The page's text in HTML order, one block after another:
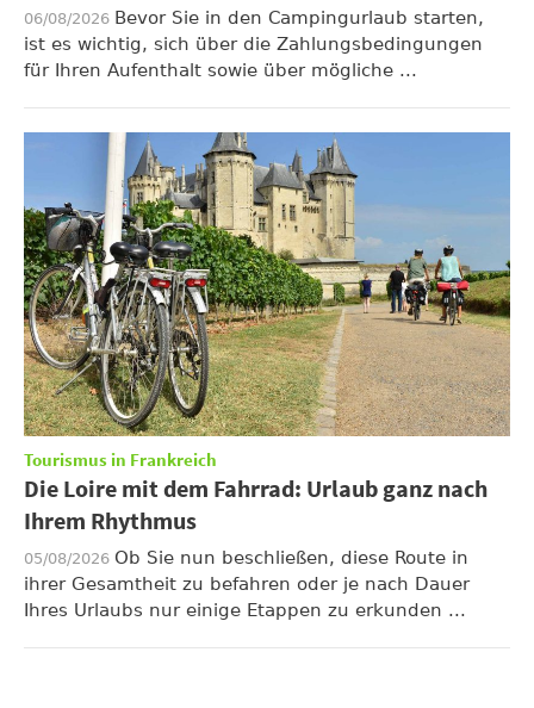
06/08/2026 Bevor Sie in den Campingurlaub starten,
ist es wichtig, sich über die Zahlungsbedingungen
für Ihren Aufenthalt sowie über mögliche ...
Tourismus in Frankreich
Die Loire mit dem Fahrrad: Urlaub ganz nach
Ihrem Rhythmus
05/08/2026 Ob Sie nun beschließen, diese Route in
ihrer Gesamtheit zu befahren oder je nach Dauer
Ihres Urlaubs nur einige Etappen zu erkunden ...